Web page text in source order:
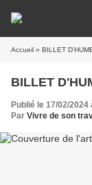
Accueil » BILLET
Publié le 17/02/2024
Par Vivre de son